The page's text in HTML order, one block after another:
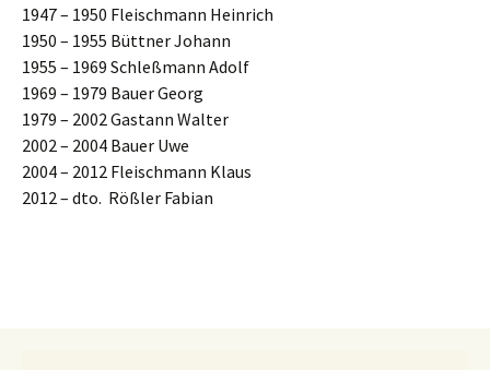
1947 – 1950 Fleischmann Heinrich
1950 – 1955 Büttner Johann
1955 – 1969 Schleßmann Adolf
1969 – 1979 Bauer Georg
1979 – 2002 Gastann Walter
2002 – 2004 Bauer Uwe
2004 – 2012 Fleischmann Klaus
2012 – dto. Rößler Fabian